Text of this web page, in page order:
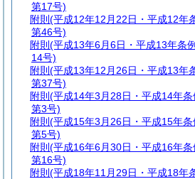
第17号)
附則 (平成12年12月22日・平成12年
第46号)
附則 (平成13年6月6日・平成13年条
14号)
附則 (平成13年12月26日・平成13年
第37号)
附則 (平成14年3月28日・平成14年条
第3号)
附則 (平成15年3月26日・平成15年条
第5号)
附則 (平成16年6月30日・平成16年条
第16号)
附則 (平成18年11月29日・平成18年